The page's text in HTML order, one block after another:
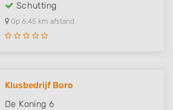
Schutting
Op 6,45 km afstand
Klusbedrijf Boro
De Koning 6